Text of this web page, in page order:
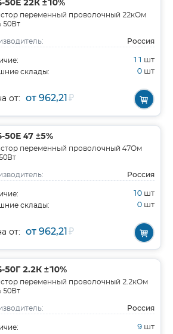
50Е 22К ±10%
переменный проволочный 22кОм
50Вт
Россия
11 шт
склады: 0 шт
от: от 962,21₽
50Е 47 ±5%
переменный проволочный 47Ом
Россия
10 шт
склады: 0 шт
от: от 962,21₽
50Г 2.2К ±10%
переменный проволочный 2.2кОм
50Вт
Россия
9 шт